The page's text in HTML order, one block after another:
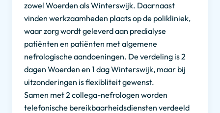
zowel Woerden als Winterswijk. Daarnaast
vinden werkzaamheden plaats op de polikliniek,
waar zorg wordt geleverd aan predialyse
patiënten en patiënten met algemene
nefrologische aandoeningen. De verdeling is 2
dagen Woerden en 1 dag Winterswijk, maar bij
uitzonderingen is flexibliteit gewenst.
Samen met 2 collega-nefrologen worden
telefonische bereikbaarheidsdiensten verdeeld